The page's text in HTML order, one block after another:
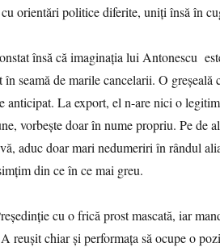
orientări politice diferite, uniţi însă în
însă că imaginaţia lui Antonescu
seamă de marile cancelarii. O greşeală
anticipat. La export, el n-are nici o
vorbeşte doar în nume propriu. Pe de
aduc doar mari nedumeriri în rândul
din ce în ce mai greu.
cu o frică prost mascată, iar
reuşit chiar şi performaţa să ocupe o